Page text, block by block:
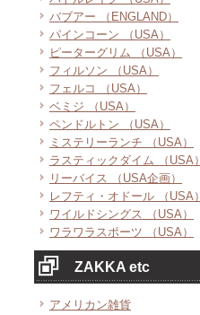
バブアー （ENGLAND）
パインコーン （USA）
ピーターグリム （USA）
フィルソン （USA）
フェルコ （USA）
ベミジ （USA）
ペンドルトン （USA）
ミステリーランチ （USA）
ラスティックダイム （USA）
リーバイス （USA企画）
レフティ・オドール （USA）
ワイルドシングス （USA）
ワラワラスポーツ （USA）
ZAKKA etc
アメリカン雑貨